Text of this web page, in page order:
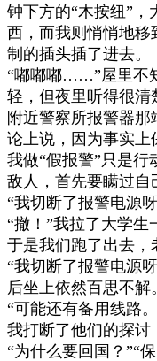
钟下方的“木按纽”
西，而我则悄悄地
制的插头插了进去。
“嘟嘟嘟……”屋里不
轻，但夜里听得很清
附近警察所报警器
论上说，因为事实上
我做“假报警” 只是行
敌人，首先要瞒过自
“我切断了报警电源呀
“撤！ ”我拉了大学生
于是我们跑了出去，
“我切断了报警电源呀
后坐上依然百思不解。
“可能还有备用线路。
我打断了他们的探讨
“为什么要回国？ ”“